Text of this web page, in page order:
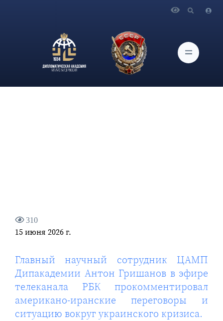
Гришанов в эфире телеканала РБК прокомментировал
американо-иранские переговоры и ситуацию вокруг
украинского кризиса
310
15 июня 2026 г.
Главный научный сотрудник ЦАМП
Дипакадемии Антон Гришанов в эфире
телеканала РБК прокомментировал
американо-иранские переговоры и
ситуацию вокруг украинского кризиса.